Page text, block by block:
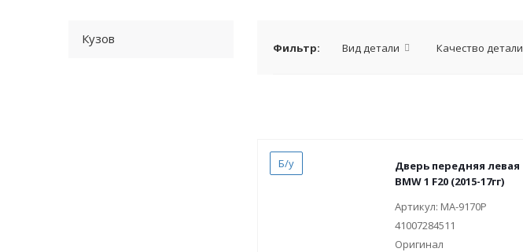
Кузов
Фильтр: Вид детали Качество детали
Б/у
Дверь передняя левая
BMW 1 F20 (2015-17гг)
Артикул: МА-9170Р
41007284511
Оригинал